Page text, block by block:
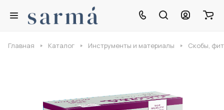
Главная Каталог Инструменты и материалы Скобы,